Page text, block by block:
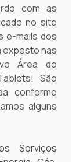
com as
no site
e-mails dos
exposto nas
Área do
São
conforme
alguns
Serviços